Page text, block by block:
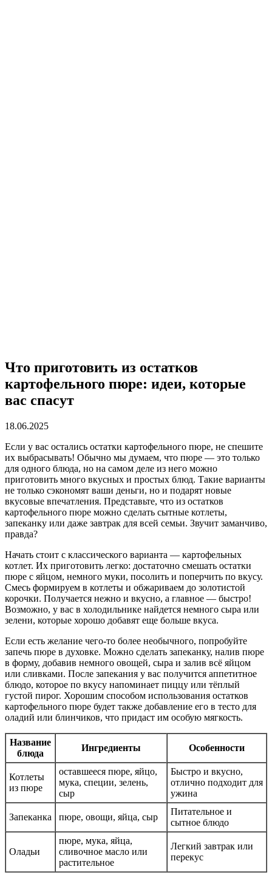
Что приготовить из остатков
картофельного пюре: идеи, которые
вас спасут
18.06.2025
Если у вас остались остатки картофельного пюре, не спешите
их выбрасывать! Обычно мы думаем, что пюре — это только
для одного блюда, но на самом деле из него можно
приготовить много вкусных и простых блюд. Такие варианты
не только сэкономят ваши деньги, но и подарят новые
вкусовые впечатления. Представьте, что из остатков
картофельного пюре можно сделать сытные котлеты,
запеканку или даже завтрак для всей семьи. Звучит заманчиво,
правда?
Начать стоит с классического варианта — картофельных
котлет. Их приготовить легко: достаточно смешать остатки
пюре с яйцом, немного муки, посолить и поперчить по вкусу.
Смесь формируем в котлеты и обжариваем до золотистой
корочки. Получается нежно и вкусно, а главное — быстро!
Возможно, у вас в холодильнике найдется немного сыра или
зелени, которые хорошо добавят еще больше вкуса.
Если есть желание чего-то более необычного, попробуйте
запечь пюре в духовке. Можно сделать запеканку, налив пюре
в форму, добавив немного овощей, сыра и залив всё яйцом
или сливками. После запекания у вас получится аппетитное
блюдо, которое по вкусу напоминает пиццу или тёплый
густой пирог. Хорошим способом использования остатков
картофельного пюре будет также добавление его в тесто для
оладий или блинчиков, что придаст им особую мягкость.
Название
блюда
Ингредиенты Особенности
Котлеты
из пюре
оставшееся пюре, яйцо,
мука, специи, зелень,
сыр
Быстро и вкусно,
отлично подходит для
ужина
Запеканка пюре, овощи, яйца, сыр
Питательное и
сытное блюдо
Оладьи
пюре, мука, яйца,
сливочное масло или
растительное
Легкий завтрак или
перекус